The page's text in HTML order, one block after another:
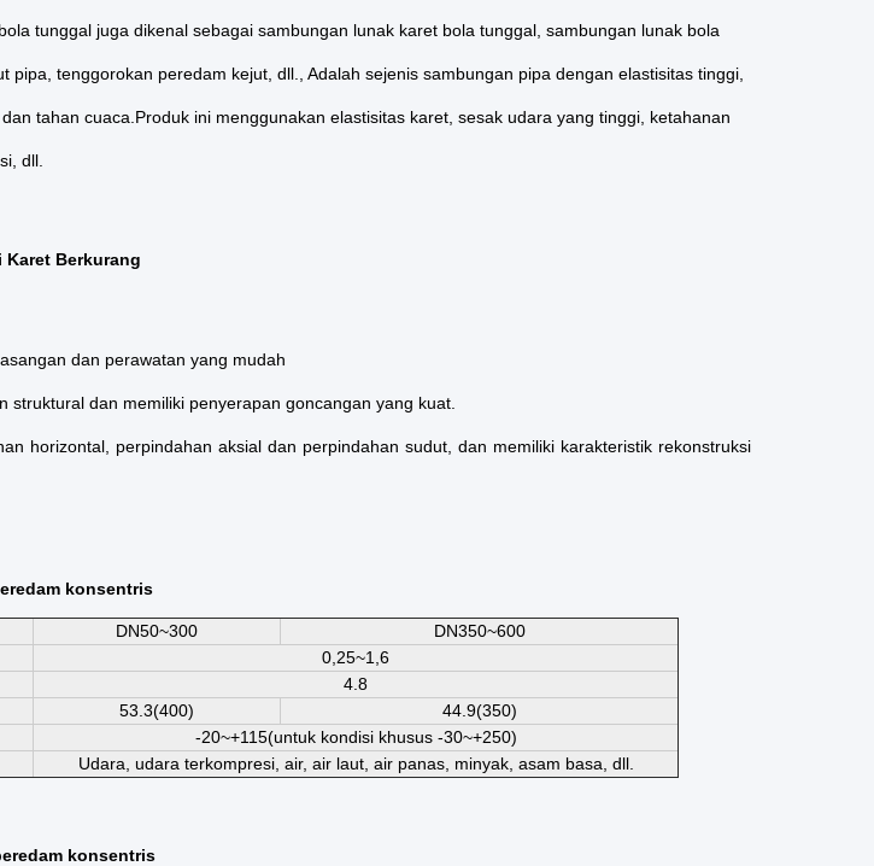
tunggal juga dikenal sebagai sambungan lunak karet bola tunggal, sambungan lunak bola
pipa, tenggorokan peredam kejut, dll., Adalah sejenis sambungan pipa dengan elastisitas tinggi,
tahan cuaca.Produk ini menggunakan elastisitas karet, sesak udara yang tinggi, ketahanan
dll.
Berkurang
dan perawatan yang mudah
struktural dan memiliki penyerapan goncangan yang kuat.
horizontal, perpindahan aksial dan perpindahan sudut, dan memiliki karakteristik rekonstruksi
konsentris
DN50~300
DN350~600
0,25~1,6
4.8
53.3(400)
44.9(350)
-20~+115(untuk kondisi khusus -30~+250)
Udara, udara terkompresi, air, air laut, air panas, minyak, asam basa, dll.
konsentris